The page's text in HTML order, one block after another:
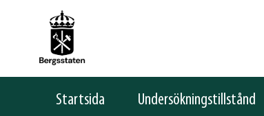
Startsida Undersökningstillstånd